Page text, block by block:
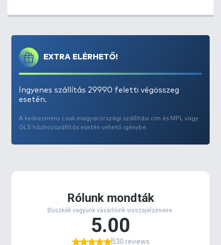
TORNADO Micro Pelletet szárazon érdemes
kavargatni, akkor a finomszemcsés
Pellet Groundbait
is belekerülhet már az elején.
Ehhez az egyveleghez mindössze vizet érdemes adni,
majd jó alapos keverés után félretenni 10 percre.
Fontos, hogy addig kevergessük a pelleteket, míg a
nedvesség teljesen eloszlik, és az edény alján már
egyenletes puhulását.
TORNADO Method World Champion - Sipi 1,a plusz
- 1 csg 4S Method Pellet Mix – Nyár
- 1 csg TORNADO Micro Pellet - Sipi 1
- csali: TORNADO Method World Champion - Sipi 1
- plusz aroma: TORNADO Activator Spray - Sipi 1
EXTRA ELÉRHETŐ!
Ingyenes szállítás 29990 feletti végösszeg
esetén.
A kedvezmény csak magyarországi szállítási cím és MPL vagy
GLS házhozszállítás esetén vehető igénybe.